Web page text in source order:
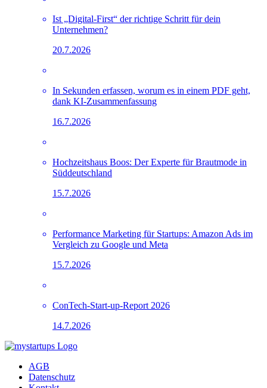
Ist „Digital-First“ der richtige Schritt für dein
Unternehmen?
20.7.2026
In Sekunden erfassen, worum es in einem PDF geht,
dank KI-Zusammenfassung
16.7.2026
Hochzeitshaus Boos: Der Experte für Brautmode in
Süddeutschland
15.7.2026
Performance Marketing für Startups: Amazon Ads im
Vergleich zu Google und Meta
15.7.2026
ConTech-Start-up-Report 2026
14.7.2026
AGB
Datenschutz